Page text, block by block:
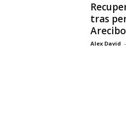
tras
Arecibo
Alex David -